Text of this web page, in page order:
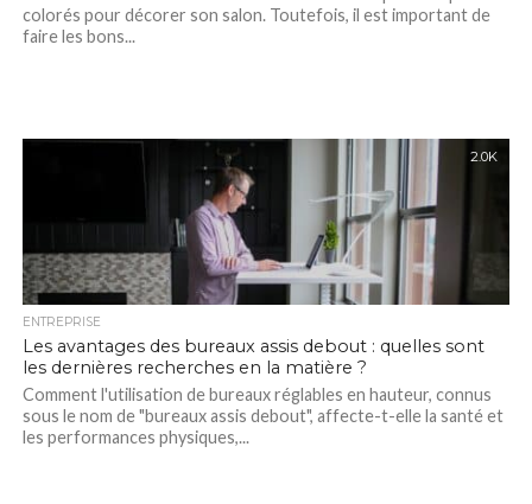
colorés pour décorer son salon. Toutefois, il est important de
faire les bons...
2.0K
ENTREPRISE
Les avantages des bureaux assis debout : quelles sont
les dernières recherches en la matière ?
Comment l'utilisation de bureaux réglables en hauteur, connus
sous le nom de "bureaux assis debout", affecte-t-elle la santé et
les performances physiques,...